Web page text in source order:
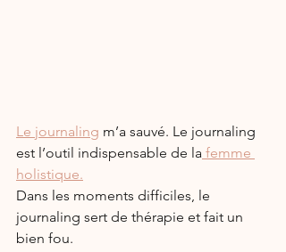
Le journaling m’a sauvé. Le journaling
est l’outil indispensable de la femme
holistique.
Dans les moments difficiles, le
journaling sert de thérapie et fait un
bien fou.